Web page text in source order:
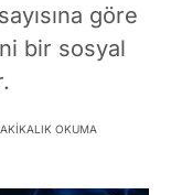
göre
bir sosyal
OKUMA